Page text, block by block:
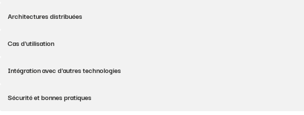
Stratégies de sauvegarde
Pipelining
Benchmarking et monitoring
Architectures distribuées
Réplication primaire-secondaire
Redis Sentinel
Cas d'utilisation
Caching
Files d'attente et messagerie
Intégration avec d'autres technologies
Redis et les frameworks web
Sécurité et bonnes pratiques